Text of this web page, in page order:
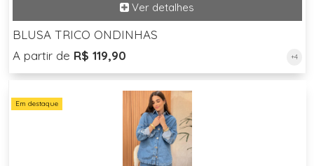
BLUSA TRICO ONDINHAS
A partir de R$ 119,90 +4
Em destaque